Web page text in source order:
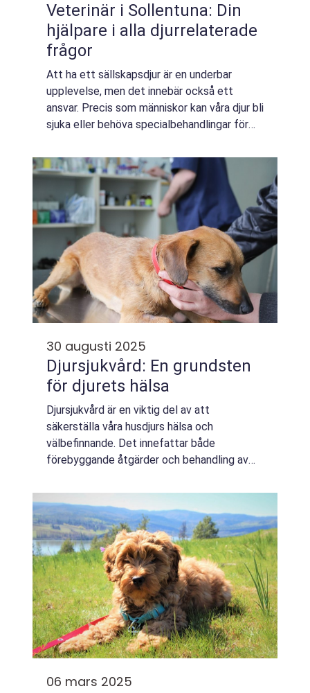
Veterinär i Sollentuna: Din
hjälpare i alla djurrelaterade
frågor
Att ha ett sällskapsdjur är en underbar
upplevelse, men det innebär också ett
ansvar. Precis som människor kan våra djur bli
sjuka eller behöva specialbehandlingar för
30 augusti 2025
Djursjukvård: En grundsten
för djurets hälsa
Djursjukvård är en viktig del av att
säkerställa våra husdjurs hälsa och
välbefinnande. Det innefattar både
förebyggande åtgärder och behandling av
06 mars 2025